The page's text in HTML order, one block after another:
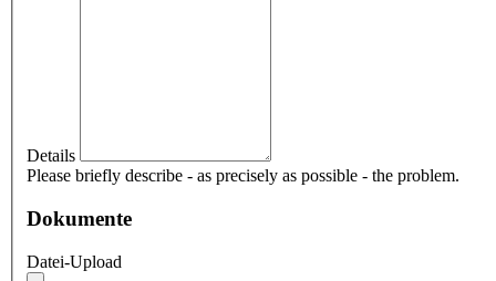
Details
Please briefly describe - as precisely as possible - the problem.
Dokumente
Datei-Upload